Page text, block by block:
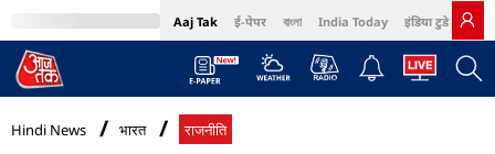
Aaj Tak ई-पेपर বাংলা India Today इंडिया टुडे हिंदी
MumbaiTak Cosmopolitan Harper's Bazaar Northeast
Hindi News भारत राजनीति